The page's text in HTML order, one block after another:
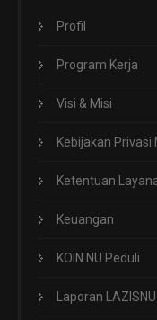
Profil
Program Kerja
Visi & Misi
Kebijakan Privasi
Ketentuan
Keuangan
KOIN NU Peduli
Laporan LAZISNU